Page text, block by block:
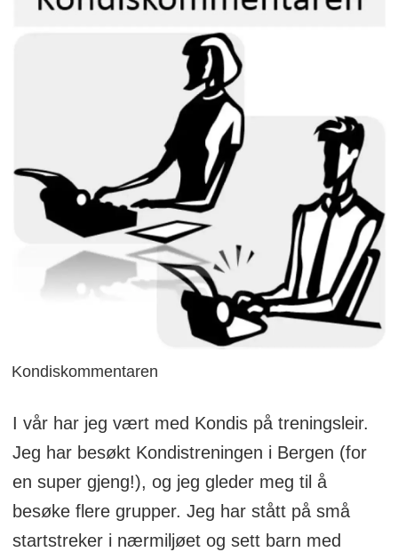
Kondiskommentaren
I vår har jeg vært med Kondis på treningsleir.
Jeg har besøkt Kondistreningen i Bergen (for
en super gjeng!), og jeg gleder meg til å
besøke flere grupper. Jeg har stått på små
startstreker i nærmiljøet og sett barn med